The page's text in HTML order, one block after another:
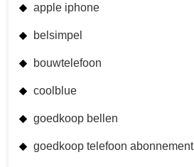
apple iphone
belsimpel
bouwtelefoon
coolblue
goedkoop bellen
goedkoop telefoon abonnement